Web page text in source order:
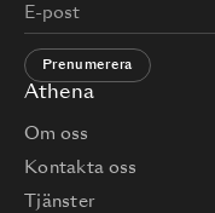
Athena
Om oss
Kontakta oss
Tjänster
Prenumerera